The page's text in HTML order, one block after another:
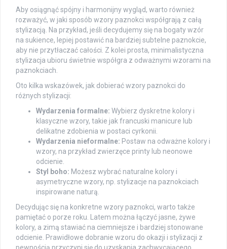
Aby osiągnąć spójny i harmonijny wygląd, warto również
rozważyć, w jaki sposób wzory paznokci współgrają z całą
stylizacją. Na przykład, jeśli decydujemy się na bogaty wzór
na sukience, lepiej postawić na bardziej subtelne paznokcie,
aby nie przytłaczać całości. Z kolei prosta, minimalistyczna
stylizacja ubioru świetnie współgra z odważnymi wzorami na
paznokciach.
Oto kilka wskazówek, jak dobierać wzory paznokci do
różnych stylizacji:
Wydarzenia formalne: Wybierz dyskretne kolory i
klasyczne wzory, takie jak francuski manicure lub
delikatne zdobienia w postaci cyrkonii.
Wydarzenia nieformalne: Postaw na odważne kolory i
wzory, na przykład zwierzęce printy lub neonowe
odcienie.
Styl boho: Możesz wybrać naturalne kolory i
asymetryczne wzory, np. stylizacje na paznokciach
inspirowane naturą.
Decydując się na konkretne wzory paznokci, warto także
pamiętać o porze roku. Latem można łączyć jasne, żywe
kolory, a zimą stawiać na ciemniejsze i bardziej stonowane
odcienie. Prawidłowe dobranie wzoru do okazji i stylizacji z